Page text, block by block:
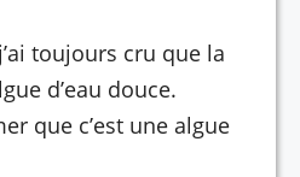
toujours cru que la
d’eau douce.
que c’est une algue